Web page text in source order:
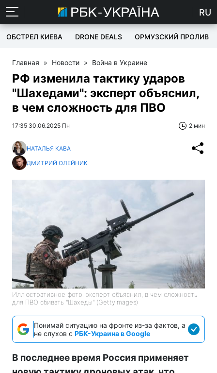
RU
ОБСТРЕЛ КИЕВА DRONE DEALS ОРМУЗСКИЙ ПРОЛИВ
Главная » Новости » Война в Украине
РФ изменила тактику ударов
"Шахедами": эксперт объяснил,
в чем сложность для ПВО
17:35 30.06.2025 Пн 2 мин
НАТАЛЬЯ КАВА
ДМИТРИЙ ОЛЕЙНИК
Иллюстративное фото: эксперт объяснил, в чем сложность
для ПВО сбивать "Шахеды" (GettyImages)
Понимай ситуацию на фронте из-за фактов, а
не слухов с РБК-Украина в Google
В последнее время Россия применяет